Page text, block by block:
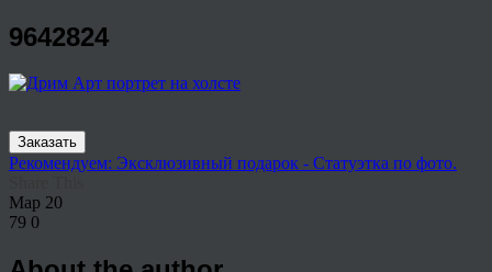
9642824
Заказать
Рекомендуем: Эксклюзивный подарок - Статуэтка по фото.
Мар 20
79 0